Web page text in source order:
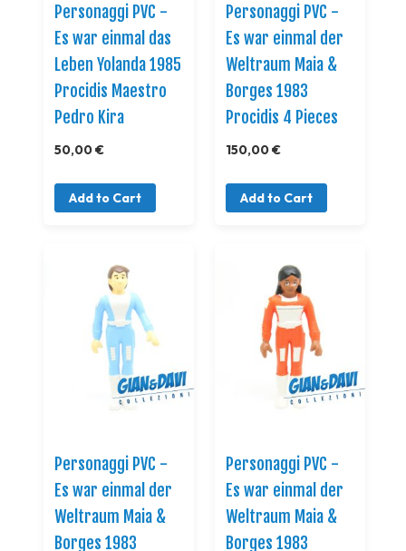
Personaggi PVC -
Es war einmal das
Leben Yolanda 1985
Procidis Maestro
Pedro Kira
50,00 €
Add to Cart
Personaggi PVC -
Es war einmal der
Weltraum Maia &
Borges 1983
Procidis 4 Pieces
150,00 €
Add to Cart
Personaggi PVC -
Es war einmal der
Weltraum Maia &
Borges 1983
Personaggi PVC -
Es war einmal der
Weltraum Maia &
Borges 1983